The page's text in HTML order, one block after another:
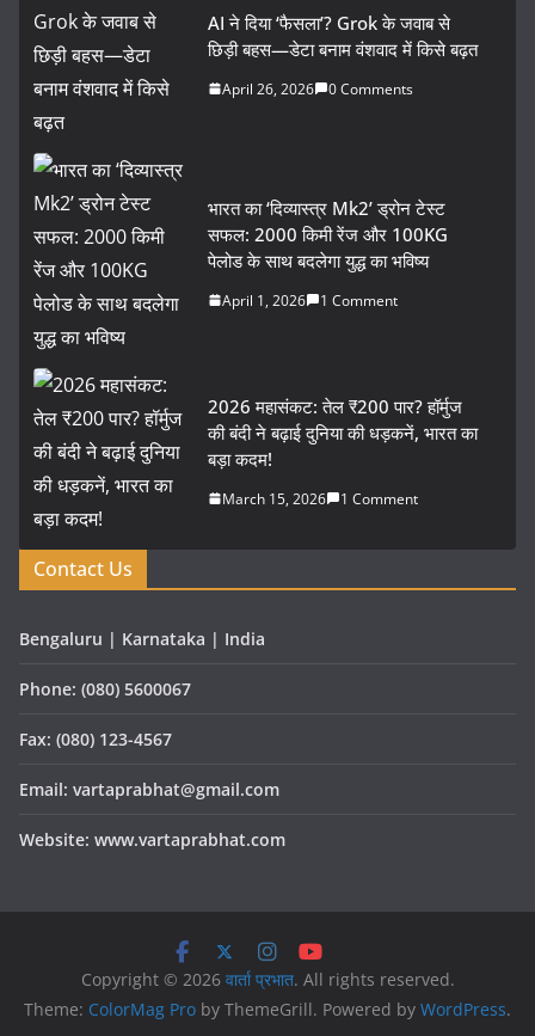
AI ने दिया ‘फैसला’? Grok के जवाब से
छिड़ी बहस—डेटा बनाम वंशवाद में किसे बढ़त
April 26, 2026 0 Comments
भारत का ‘दिव्यास्त्र Mk2’ ड्रोन टेस्ट
सफल: 2000 किमी रेंज और 100KG
पेलोड के साथ बदलेगा युद्ध का भविष्य
April 1, 2026 1 Comment
2026 महासंकट: तेल ₹200 पार? हॉर्मुज
की बंदी ने बढ़ाई दुनिया की धड़कनें, भारत का
बड़ा कदम!
March 15, 2026 1 Comment
Contact Us
Bengaluru | Karnataka | India
Phone: (080) 5600067
Fax: (080) 123-4567
Email: vartaprabhat@gmail.com
Website: www.vartaprabhat.com
Copyright © 2026 वार्ता प्रभात. All rights reserved.
Theme: ColorMag Pro by ThemeGrill. Powered by WordPress.